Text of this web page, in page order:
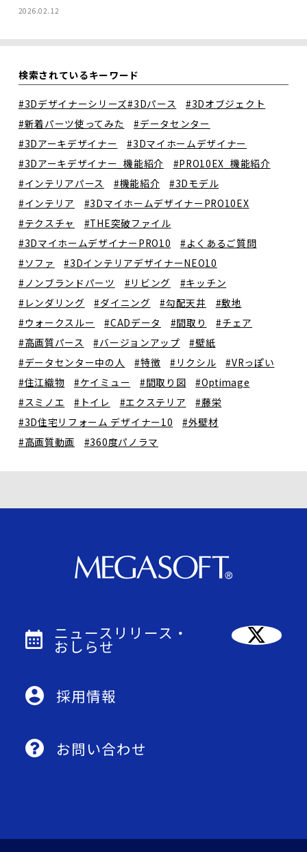
2026.02.12
検索されているキーワード
#3Dデザイナーシリーズ#3Dパース
#3Dオブジェクト
#新着パーツ使ってみた
#データセンター
#3Dアーキデザイナー
#3Dマイホームデザイナー
#3Dアーキデザイナー_機能紹介
#PRO10EX_機能紹介
#インテリアパース
#機能紹介
#3Dモデル
#インテリア
#3DマイホームデザイナーPRO10EX
#テクスチャ
#THE突破ファイル
#3DマイホームデザイナーPRO10
#よくあるご質問
#ソファ
#3DインテリアデザイナーNEO10
#ノンブランドパーツ
#リビング
#キッチン
#レンダリング
#ダイニング #勾配天井
#敷地
#ウォークスルー
#CADデータ #間取り
#チェア
#高画質パース
#バージョンアップ
#壁紙
#データセンター中の人
#特徴 #リクシル
#VRっぽい
#住江織物
#ケイミュー #間取り図
#Optimage
#スミノエ
#トイレ #エクステリア
#藤栄
#3D住宅リフォーム デザイナー10
#外壁材
#高画質動画
#360度パノラマ
ニュースリリース・
おしらせ
採用情報
お問い合わせ